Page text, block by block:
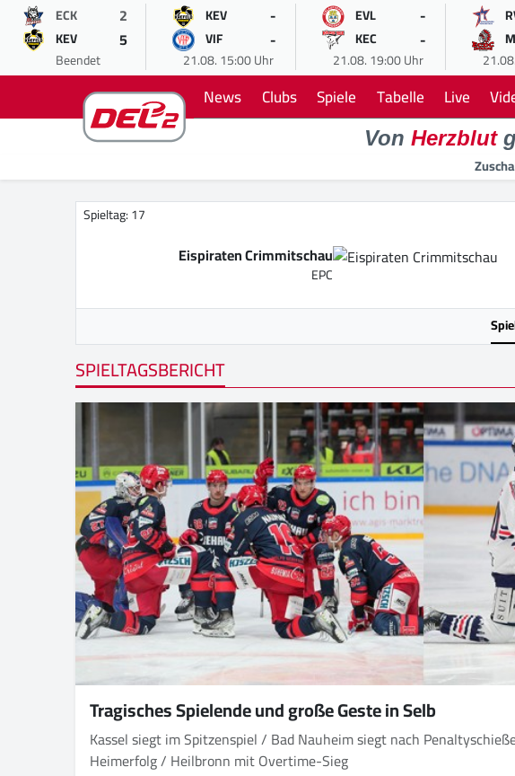
ECK 2
KEV 5
Beendet
KEV -
VIF -
21.08. 15:00 Uhr
EVL -
KEC -
21.08. 19:00 Uhr
News Clubs Spiele Tabelle Live
Von Herzblut
Spieltag: 17
Eispiraten Crimmitschau
EPC
SPIELTAGSBERICHT
Tragisches Spielende und große Geste in Selb
Kassel siegt im Spitzenspiel / Bad Nauheim siegt nach
Heimerfolg / Heilbronn mit Overtime-Sieg